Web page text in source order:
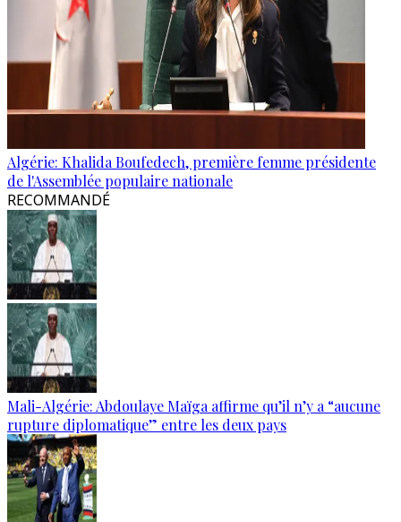
Algérie: Khalida Boufedech, première femme présidente
de l'Assemblée populaire nationale
RECOMMANDÉ
Mali-Algérie: Abdoulaye Maïga affirme qu’il n’y a “aucune
rupture diplomatique” entre les deux pays